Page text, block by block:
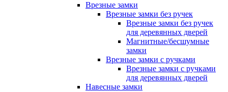
Врезные замки
Врезные замки без ручек
Врезные замки без ручек
для деревянных дверей
Магнитные/бесшумные
замки
Врезные замки с ручками
Врезные замки с ручками
для деревянных дверей
Навесные замки